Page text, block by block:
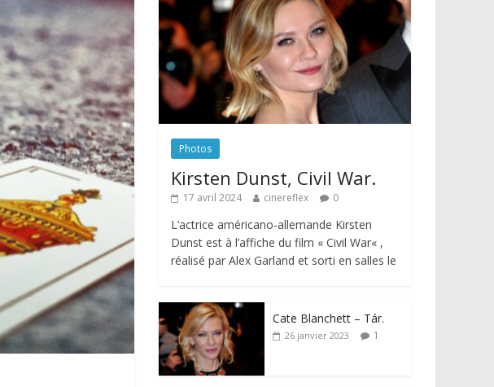
Photos
Kirsten Dunst, Civil War.
17 avril 2024 cinereflex 0
L’actrice américano-allemande Kirsten
Dunst est à l’affiche du film « Civil War« ,
réalisé par Alex Garland et sorti en salles le
Cate Blanchett – Tár.
26 janvier 2023 1